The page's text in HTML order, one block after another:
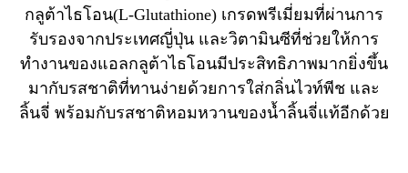
กลูต้าไธโอน(L-Glutathione) เกรดพรีเมี่ยมที่ผ่านการ
รับรองจากประเทศญี่ปุ่น และวิตามินซีที่ช่วยให้การ
ทำงานของแอลกลูต้าไธโอนมีประสิทธิภาพมากยิ่งขึ้น
มากับรสชาติที่ทานง่ายด้วยการใส่กลิ่นไวท์พีช และ
ลิ้นจี่ พร้อมกับรสชาติหอมหวานของน้ำลิ้นจี่แท้อีกด้วย